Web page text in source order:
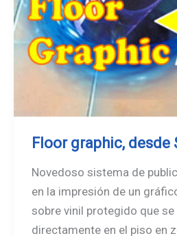
Floor graphic, desde
Novedoso sistema de
en la impresión de un
sobre vinil protegido que
directamente en el piso en